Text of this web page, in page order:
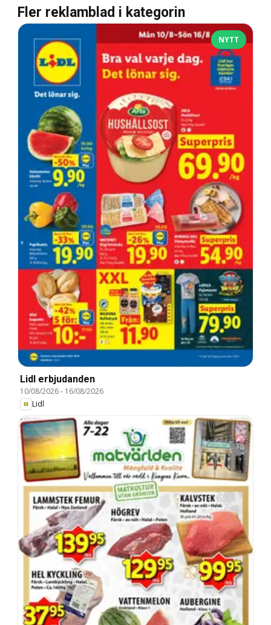
Fler reklamblad i kategorin
NYTT
Lidl erbjudanden
10/08/2026- 16/08/2026
Lidl